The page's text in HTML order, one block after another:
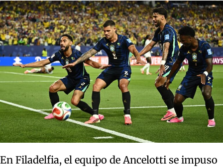
En Filadelfia, el equipo de Ancelotti se impuso